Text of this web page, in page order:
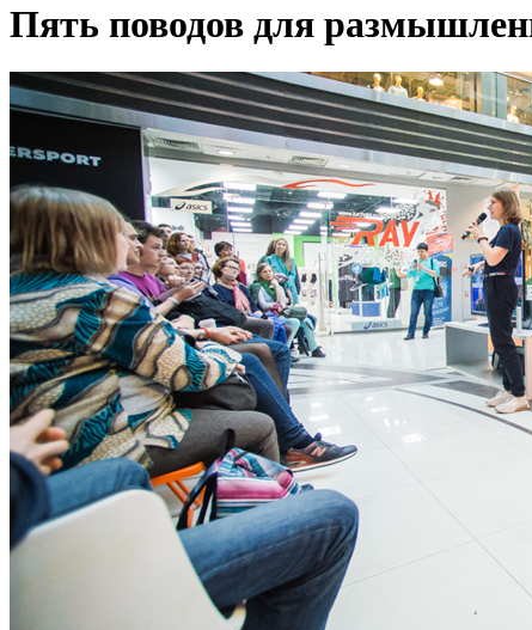
Пять поводов для